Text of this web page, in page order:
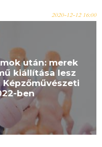
2020-12-12 16:00
után: merek
kiállítása lesz
ben